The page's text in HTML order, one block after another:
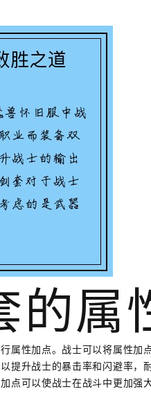
的属
属性加点。战士可以将属性加
提升战士的暴击率和闪避率，
点可以使战士在战斗中更加强大